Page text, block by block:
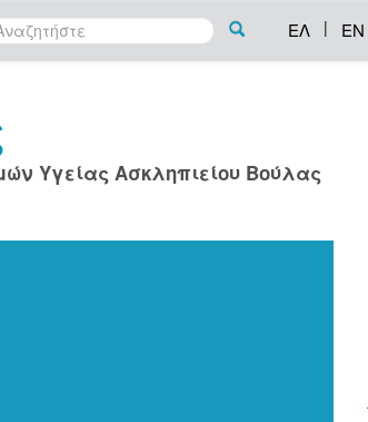
ΕΛ | EN
Υγείας Ασκληπιείου Βούλας